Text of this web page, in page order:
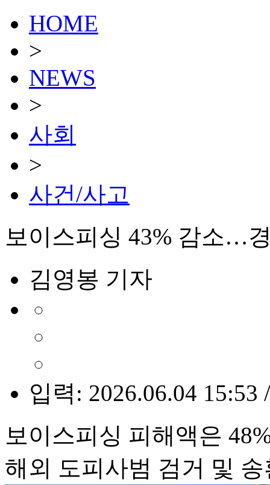
HOME
>
NEWS
>
사회
>
사건/사고
보이스피싱 43% 감소…
김영봉 기자
입력: 2026.06.04 15:53
보이스피싱 피해액은
해외 도피사범 검거 및